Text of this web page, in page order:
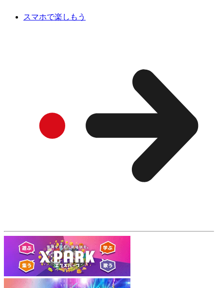
スマホで楽しもう